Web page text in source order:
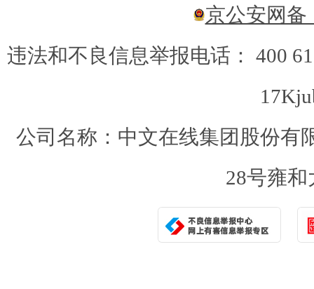
京公安网备
违法和不良信息举报电话： 400
公司名称：中文在线集团股份有
28号雍和